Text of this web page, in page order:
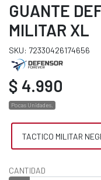
GUANTE
MILITAR XL
SKU: 72330426174656
$ 4.990
Pocas Unidades.
TACTICO MILITAR
CANTIDAD